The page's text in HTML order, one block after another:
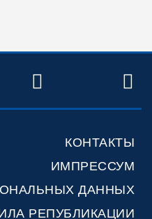
YOUTUBE
КОНТАКТЫ
ИМПРЕССУМ
ДАННЫХ
РЕПУБЛИКАЦИИ